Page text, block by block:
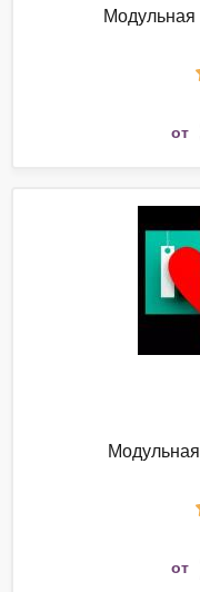
Модульная
от
от